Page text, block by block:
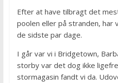
Marianne
og
Morten
Efter at have tilbragt det
poolen eller på stranden,
de sidste par dage.
I går var vi i Bridgetown,
storby var det dog ikke
stormagasin fandt vi da.